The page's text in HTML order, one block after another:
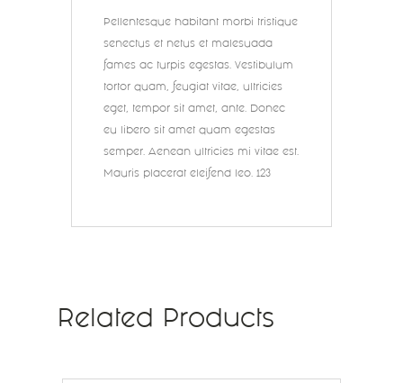
Pellentesque habitant morbi tristique
senectus et netus et malesuada
fames ac turpis egestas. Vestibulum
tortor quam, feugiat vitae, ultricies
eget, tempor sit amet, ante. Donec
eu libero sit amet quam egestas
semper. Aenean ultricies mi vitae est.
Mauris placerat eleifend leo. 123
Related Products